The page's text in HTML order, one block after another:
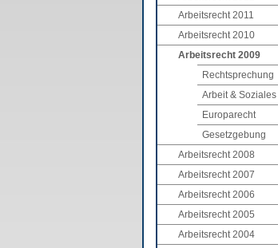
Arbeitsrecht 2011
Arbeitsrecht 2010
Arbeitsrecht 2009
Rechtsprechung
Arbeit & Soziales
Europarecht
Gesetzgebung
Arbeitsrecht 2008
Arbeitsrecht 2007
Arbeitsrecht 2006
Arbeitsrecht 2005
Arbeitsrecht 2004